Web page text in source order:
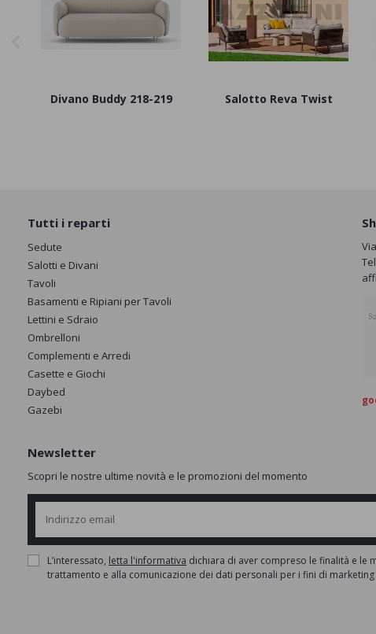
Divano Buddy 218-219 Salotto Reva Twist
Tutti i reparti
Sedute
Salotti e Divani
Tavoli
Basamenti e Ripiani per Tavoli
Lettini e Sdraio
Ombrelloni
Complementi e Arredi
Casette e Giochi
Daybed
Gazebi
Newsletter
Scopri le nostre ultime novità e le promozioni del momento
L’interessato, letta l'informativa dichiara di aver compreso le finalità e le
trattamento e alla comunicazione dei dati personali per i fini di marketing